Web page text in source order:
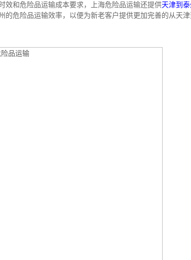
效和危险品运输成本要求，上海危险品运输还提供天津到
危险品运输效率，以便为新老客户提供更加完善的从天